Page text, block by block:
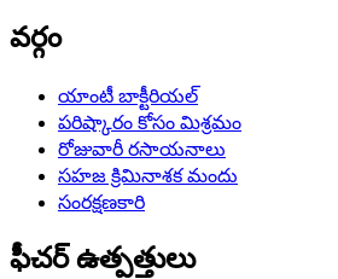
వర్గం
యాంటీ బాక్టీరియల్
పరిష్కారం కోసం మిశ్రమం
రోజువారీ రసాయనాలు
సహజ క్రిమినాశక మందు
సంరక్షణకారి
ఫీచర్ ఉత్పత్తులు